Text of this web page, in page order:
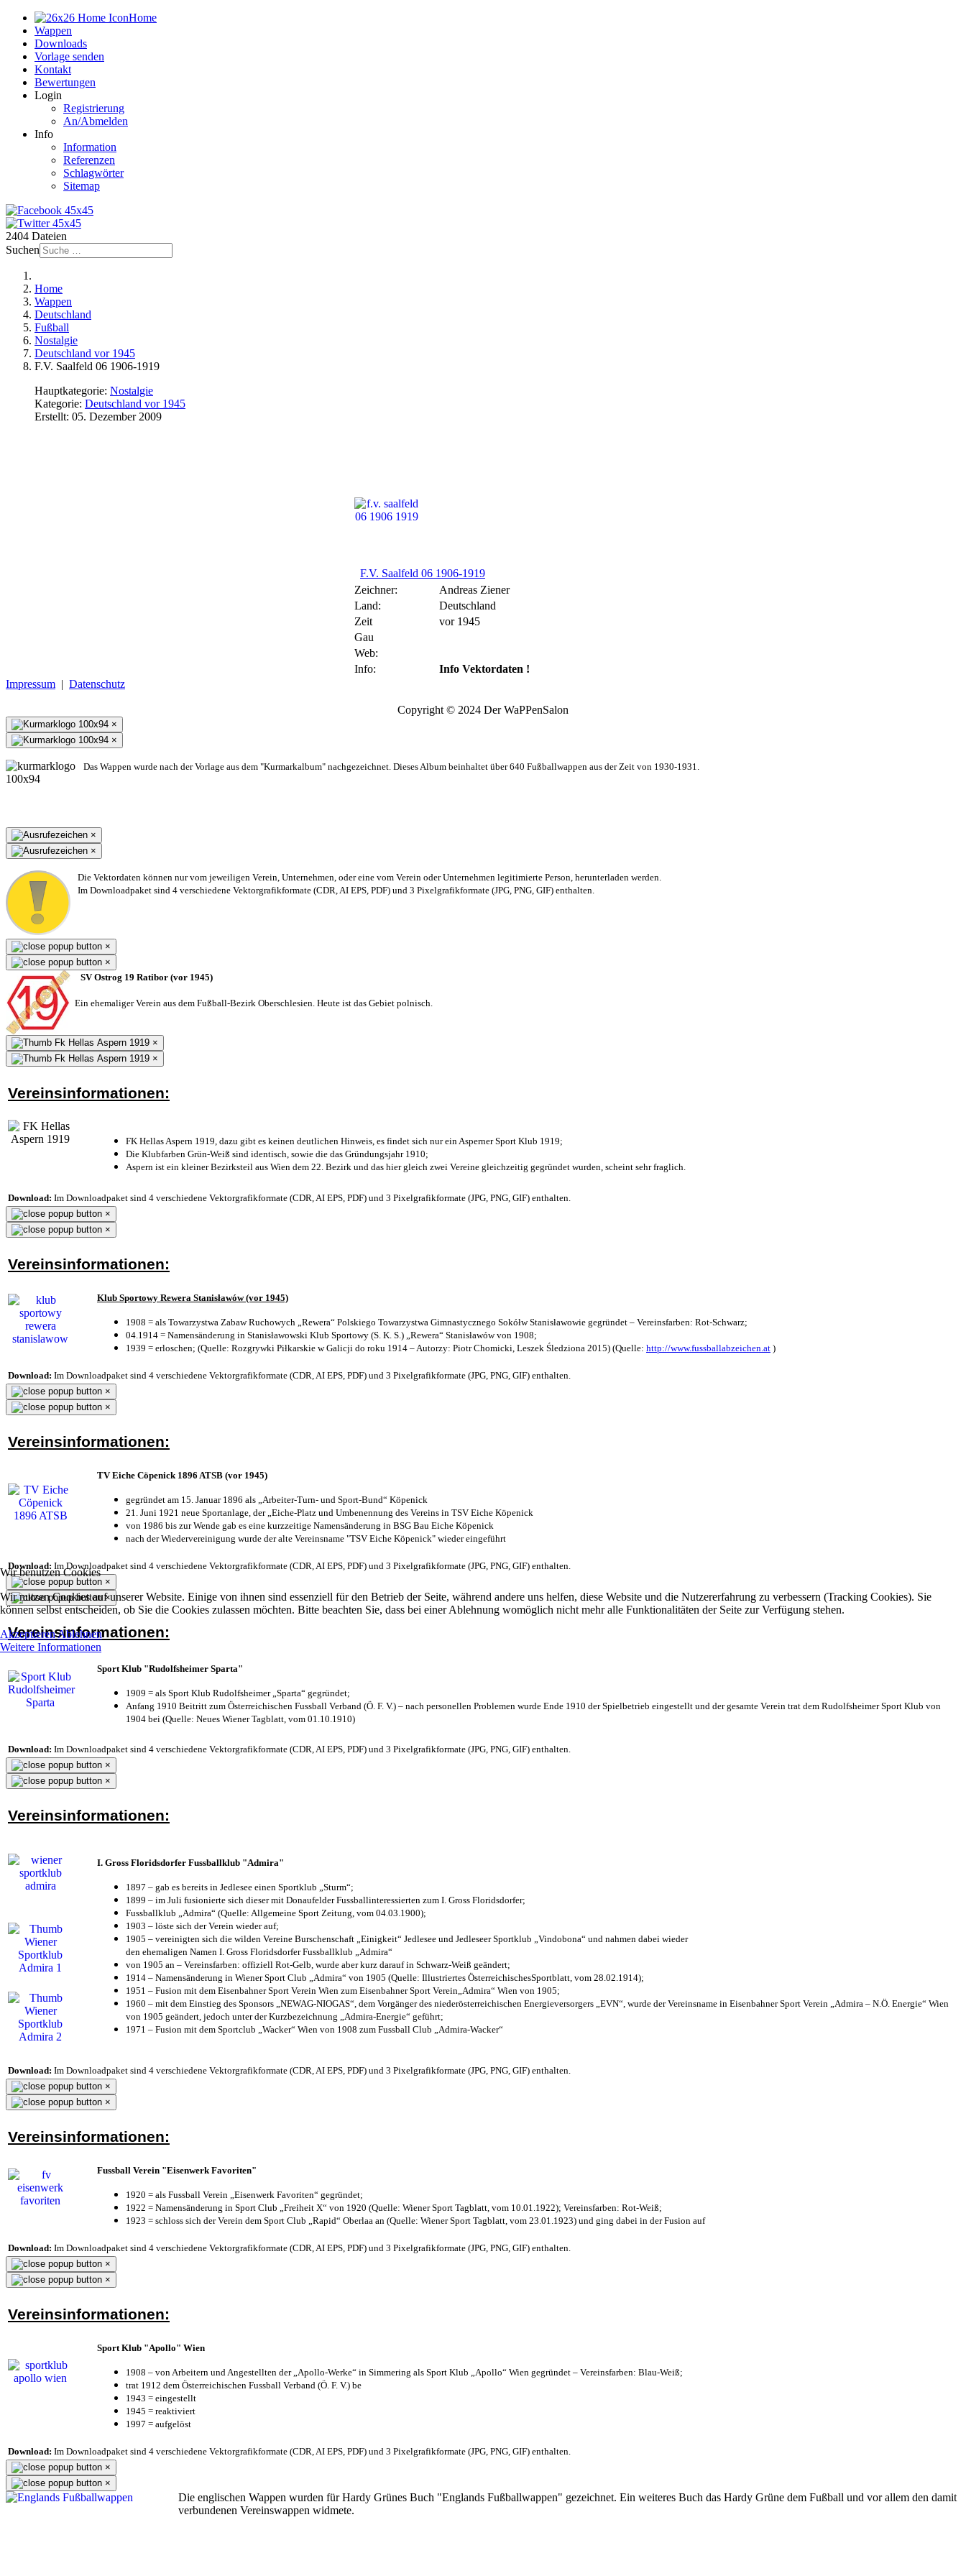
Home
Wappen
Downloads
Vorlage senden
Kontakt
Bewertungen
Login
Registrierung
An/Abmelden
Info
Information
Referenzen
Schlagwörter
Sitemap
2404 Dateien
Suchen
Home
Wappen
Deutschland
Fußball
Nostalgie
Deutschland vor 1945
F.V. Saalfeld 06 1906-1919
Hauptkategorie: Nostalgie
Kategorie: Deutschland vor 1945
Erstellt: 05. Dezember 2009
F.V. Saalfeld 06 1906-1919
Zeichner:
Andreas Ziener
Land:
Deutschland
Zeit
vor 1945
Gau
Web:
Info:
Info Vektordaten !
Impressum | Datenschutz
Copyright © 2024 Der WaPPenSalon
Wir benutzen Cookies
Wir nutzen Cookies auf unserer Website. Einige von ihnen sind essenziell für den Betrieb der Seite, während andere uns helfen, diese Website und die Nutzererfahrung zu verbessern (Tracking Cookies). Sie
können selbst entscheiden, ob Sie die Cookies zulassen möchten. Bitte beachten Sie, dass bei einer Ablehnung womöglich nicht mehr alle Funktionalitäten der Seite zur Verfügung stehen.
AkzeptierenAblehnen
Weitere Informationen
×
×
Das Wappen wurde nach der Vorlage aus dem "Kurmarkalbum" nachgezeichnet. Dieses Album beinhaltet über 640 Fußballwappen aus der Zeit von 1930-1931.
×
×
Die Vektordaten können nur vom jeweiligen Verein, Unternehmen, oder eine vom Verein oder Unternehmen legitimierte Person, herunterladen werden.
Im Downloadpaket sind 4 verschiedene Vektorgrafikformate (CDR, AI EPS, PDF) und 3 Pixelgrafikformate (JPG, PNG, GIF) enthalten.
×
×
SV Ostrog 19 Ratibor (vor 1945)
Ein ehemaliger Verein aus dem Fußball-Bezirk Oberschlesien. Heute ist das Gebiet polnisch.
×
×
Vereinsinformationen:
FK Hellas Aspern 1919, dazu gibt es keinen deutlichen Hinweis, es findet sich nur ein Asperner Sport Klub 1919;
Die Klubfarben Grün-Weiß sind identisch, sowie die das Gründungsjahr 1910;
Aspern ist ein kleiner Bezirksteil aus Wien dem 22. Bezirk und das hier gleich zwei Vereine gleichzeitig gegründet wurden, scheint sehr fraglich.
Download: Im Downloadpaket sind 4 verschiedene Vektorgrafikformate (CDR, AI EPS, PDF) und 3 Pixelgrafikformate (JPG, PNG, GIF) enthalten.
×
×
Vereinsinformationen:
Klub Sportowy Rewera Stanisławów (vor 1945)
1908 = als Towarzystwa Zabaw Ruchowych „Rewera“ Polskiego Towarzystwa Gimnastycznego Sokółw Stanisławowie gegründet – Vereinsfarben: Rot-Schwarz;
04.1914 = Namensänderung in Stanisławowski Klub Sportowy (S. K. S.) „Rewera“ Stanisławów von 1908;
1939 = erloschen; (Quelle: Rozgrywki Piłkarskie w Galicji do roku 1914 – Autorzy: Piotr Chomicki, Leszek Śledziona 2015) (Quelle: http://www.fussballabzeichen.at )
Download: Im Downloadpaket sind 4 verschiedene Vektorgrafikformate (CDR, AI EPS, PDF) und 3 Pixelgrafikformate (JPG, PNG, GIF) enthalten.
×
×
Vereinsinformationen:
TV Eiche Cöpenick 1896 ATSB (vor 1945)
gegründet am 15. Januar 1896 als „Arbeiter-Turn- und Sport-Bund“ Köpenick
21. Juni 1921 neue Sportanlage, der „Eiche-Platz und Umbenennung des Vereins in TSV Eiche Köpenick
von 1986 bis zur Wende gab es eine kurzzeitige Namensänderung in BSG Bau Eiche Köpenick
nach der Wiedervereinigung wurde der alte Vereinsname "TSV Eiche Köpenick" wieder eingeführt
Download: Im Downloadpaket sind 4 verschiedene Vektorgrafikformate (CDR, AI EPS, PDF) und 3 Pixelgrafikformate (JPG, PNG, GIF) enthalten.
×
×
Vereinsinformationen:
Sport Klub "Rudolfsheimer Sparta"
1909 = als Sport Klub Rudolfsheimer „Sparta“ gegründet;
Anfang 1910 Beitritt zum Österreichischen Fussball Verband (Ö. F. V.) – nach personellen Problemen wurde Ende 1910 der Spielbetrieb eingestellt und der gesamte Verein trat dem Rudolfsheimer Sport Klub von
1904 bei (Quelle: Neues Wiener Tagblatt, vom 01.10.1910)
Download: Im Downloadpaket sind 4 verschiedene Vektorgrafikformate (CDR, AI EPS, PDF) und 3 Pixelgrafikformate (JPG, PNG, GIF) enthalten.
×
×
Vereinsinformationen:
I. Gross Floridsdorfer Fussballklub "Admira"
1897 – gab es bereits in Jedlesee einen Sportklub „Sturm“;
1899 – im Juli fusionierte sich dieser mit Donaufelder Fussballinteressierten zum I. Gross Floridsdorfer;
Fussballklub „Admira“ (Quelle: Allgemeine Sport Zeitung, vom 04.03.1900);
1903 – löste sich der Verein wieder auf;
1905 – vereinigten sich die wilden Vereine Burschenschaft „Einigkeit“ Jedlesee und Jedleseer Sportklub „Vindobona“ und nahmen dabei wieder
den ehemaligen Namen I. Gross Floridsdorfer Fussballklub „Admira“
von 1905 an – Vereinsfarben: offiziell Rot-Gelb, wurde aber kurz darauf in Schwarz-Weiß geändert;
1914 – Namensänderung in Wiener Sport Club „Admira“ von 1905 (Quelle: Illustriertes ÖsterreichischesSportblatt, vom 28.02.1914);
1951 – Fusion mit dem Eisenbahner Sport Verein Wien zum Eisenbahner Sport Verein„Admira“ Wien von 1905;
1960 – mit dem Einstieg des Sponsors „NEWAG-NIOGAS“, dem Vorgänger des niederösterreichischen Energieversorgers „EVN“, wurde der Vereinsname in Eisenbahner Sport Verein „Admira – N.Ö. Energie“ Wien
von 1905 geändert, jedoch unter der Kurzbezeichnung „Admira-Energie“ geführt;
1971 – Fusion mit dem Sportclub „Wacker“ Wien von 1908 zum Fussball Club „Admira-Wacker“
Download: Im Downloadpaket sind 4 verschiedene Vektorgrafikformate (CDR, AI EPS, PDF) und 3 Pixelgrafikformate (JPG, PNG, GIF) enthalten.
×
×
Vereinsinformationen:
Fussball Verein "Eisenwerk Favoriten"
1920 = als Fussball Verein „Eisenwerk Favoriten“ gegründet;
1922 = Namensänderung in Sport Club „Freiheit X“ von 1920 (Quelle: Wiener Sport Tagblatt, vom 10.01.1922); Vereinsfarben: Rot-Weiß;
1923 = schloss sich der Verein dem Sport Club „Rapid“ Oberlaa an (Quelle: Wiener Sport Tagblatt, vom 23.01.1923) und ging dabei in der Fusion auf
Download: Im Downloadpaket sind 4 verschiedene Vektorgrafikformate (CDR, AI EPS, PDF) und 3 Pixelgrafikformate (JPG, PNG, GIF) enthalten.
×
×
Vereinsinformationen:
Sport Klub "Apollo" Wien
1908 – von Arbeitern und Angestellten der „Apollo-Werke“ in Simmering als Sport Klub „Apollo“ Wien gegründet – Vereinsfarben: Blau-Weiß;
trat 1912 dem Österreichischen Fussball Verband (Ö. F. V.) be
1943 = eingestellt
1945 = reaktiviert
1997 = aufgelöst
Download: Im Downloadpaket sind 4 verschiedene Vektorgrafikformate (CDR, AI EPS, PDF) und 3 Pixelgrafikformate (JPG, PNG, GIF) enthalten.
×
×
Die englischen Wappen wurden für Hardy Grünes Buch "Englands Fußballwappen" gezeichnet. Ein weiteres Buch das Hardy Grüne dem Fußball und vor allem den damit
verbundenen Vereinswappen widmete.